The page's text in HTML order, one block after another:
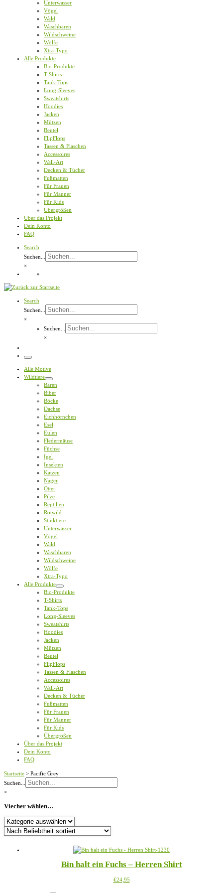
Unterwasser
Vögel
Wald
Waschbären
Wildschweine
Wölfe
Xtra-Typo
Alle Produkte
Bio-Produkte
T-Shirts
Tank-Tops
Long-Sleeves
Sweatshirts
Hoodies
Jacken
Mützen
Beutel
FlipFlops
Tassen & Flaschen
Accessoires
Wall-Art
Decken & Tücher
Fußmatten
Für Frauen
Für Männer
Für Kids
Übergrößen
Über das Projekt
Dein Konto
FAQ
Search
Suchen...
×
Search
Suchen...
×
Suchen...
×
Menü
Alle Motive
Wildtiere
Bären
Biber
Böcke
Dachse
Eichhörnchen
Esel
Eulen
Fledermäuse
Füchse
Igel
Insekten
Katzen
Nager
Otter
Pilze
Reptilien
Rotwild
Stinktiere
Unterwasser
Vögel
Wald
Waschbären
Wildschweine
Wölfe
Xtra-Typo
Alle Produkte
Bio-Produkte
T-Shirts
Tank-Tops
Long-Sleeves
Sweatshirts
Hoodies
Jacken
Mützen
Beutel
FlipFlops
Tassen & Flaschen
Accessoires
Wall-Art
Decken & Tücher
Fußmatten
Für Frauen
Für Männer
Für Kids
Übergrößen
Über das Projekt
Dein Konto
FAQ
Startseite > Pacific Grey
Bin halt ein Fuchs – Herren Shirt
€24,95Dieses
Suchen...
×
Viecher wählen…
Viecher
wählen…